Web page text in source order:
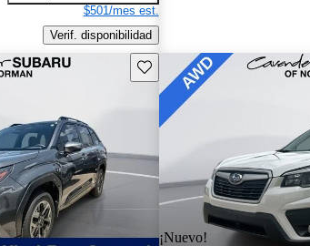
$501/mes est.
Verif. disponibilidad
Guarda este Aviso
¡Nuevo!